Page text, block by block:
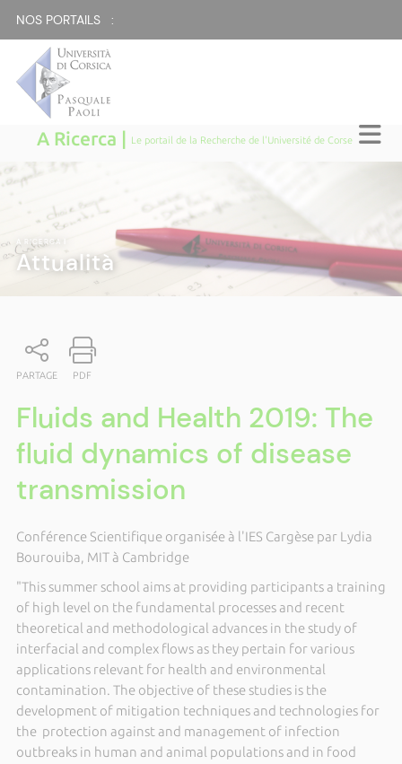
NOS PORTAILS :
A Ricerca | Le portail de la Recherche de l'Université de Corse
A RICERCA
Attualità
PARTAGE PDF
Fluids and Health 2019: The
fluid dynamics of disease
transmission
Conférence Scientifique organisée à l'IES Cargèse par Lydia
Bourouiba, MIT à Cambridge
"This summer school aims at providing participants a training
of high level on the fundamental processes and recent
theoretical and methodological advances in the study of
interfacial and complex flows as they pertain for various
applications relevant for health and environmental
contamination. The objective of these studies is the
development of mitigation techniques and technologies for
the protection against and management of infection
outbreaks in human and animal populations and in food